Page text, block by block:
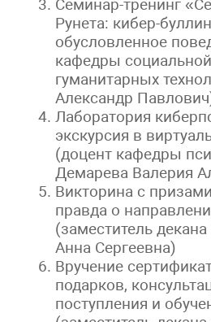
Семинар-тренинг
Рунета: кибер-
обусловленное
кафедры
гуманитарных
Александр
Лаборатория
экскурсия в
(доцент кафедры
Демарева Валерия
Викторина с
правда о
(заместитель
Анна Сергеевна)
Вручение
подарков,
поступления и